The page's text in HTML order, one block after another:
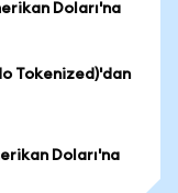
Doları'na
Tokenized)'dan
Doları'na